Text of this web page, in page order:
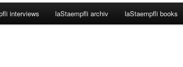
interviews laStaempfli archiv laStaempfli books